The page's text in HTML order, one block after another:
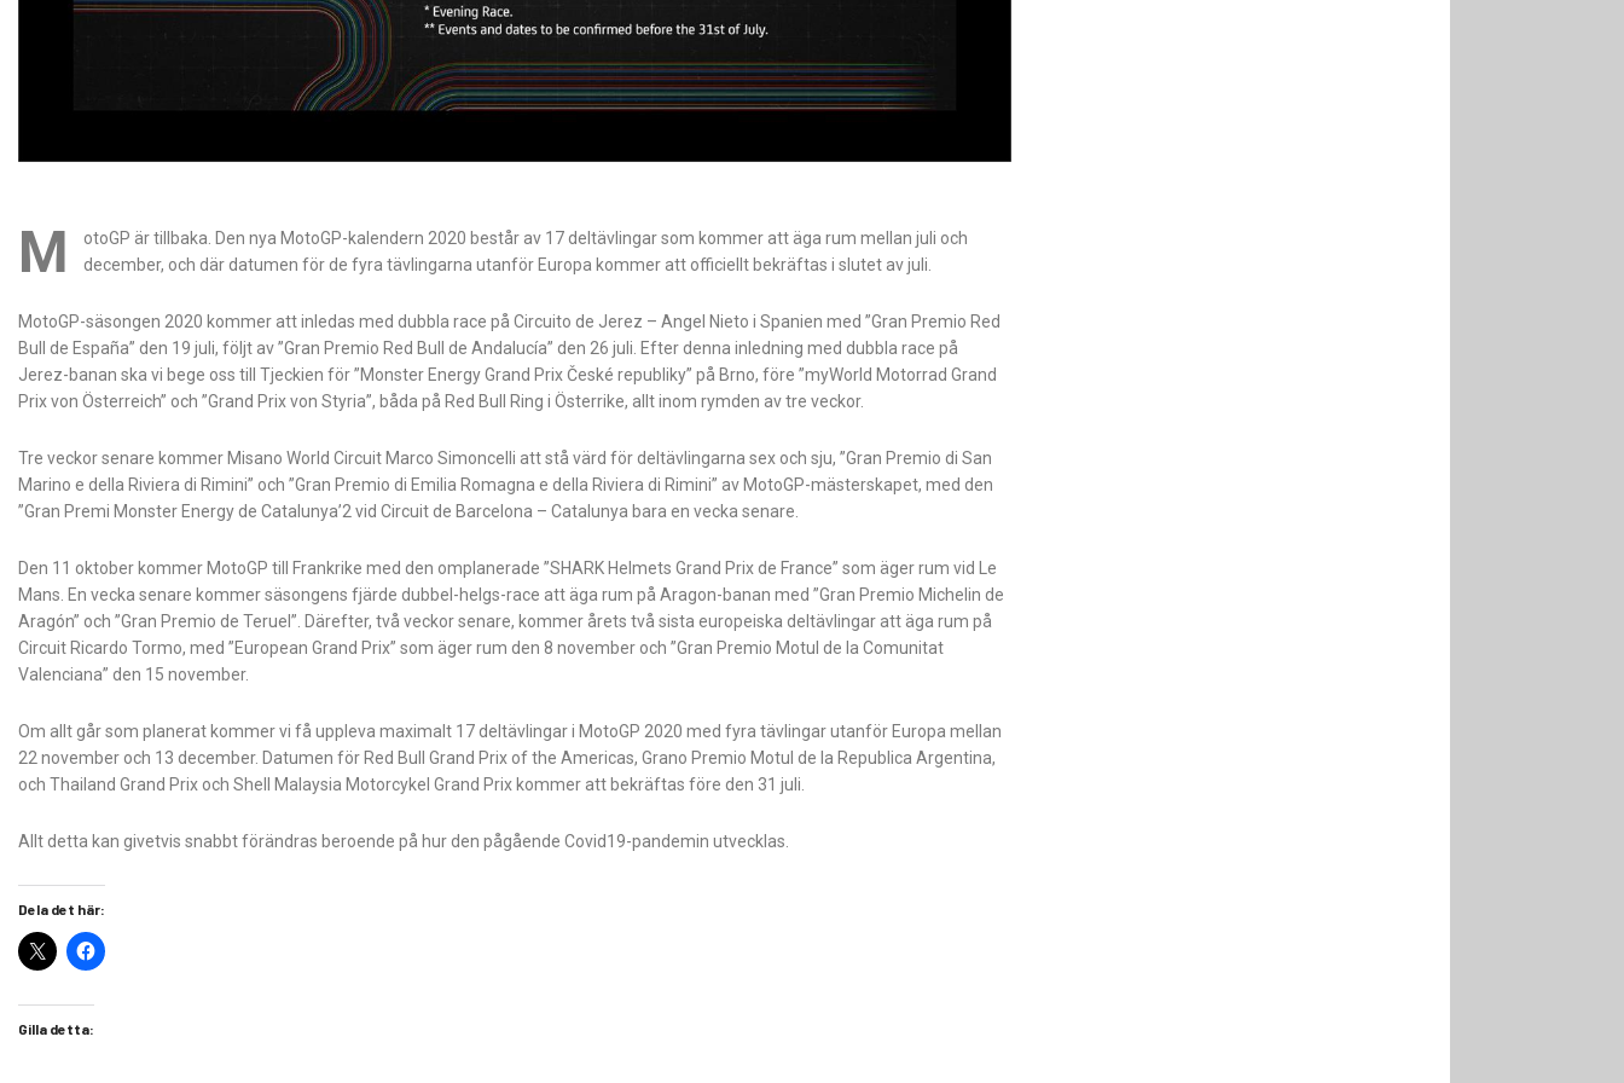
M
otoGP är tillbaka. Den nya MotoGP-kalendern 2020 består av 17 deltävlingar som kommer att äga rum mellan juli och
december, och där datumen för de fyra tävlingarna utanför Europa kommer att officiellt bekräftas i slutet av juli.
MotoGP-säsongen 2020 kommer att inledas med dubbla race på Circuito de Jerez – Angel Nieto i Spanien med ”Gran Premio Red
Bull de España” den 19 juli, följt av ”Gran Premio Red Bull de Andalucía” den 26 juli. Efter denna inledning med dubbla race på
Jerez-banan ska vi bege oss till Tjeckien för ”Monster Energy Grand Prix České republiky” på Brno, före ”myWorld Motorrad Grand
Prix von Österreich” och ”Grand Prix von Styria”, båda på Red Bull Ring i Österrike, allt inom rymden av tre veckor.
Tre veckor senare kommer Misano World Circuit Marco Simoncelli att stå värd för deltävlingarna sex och sju, ”Gran Premio di San
Marino e della Riviera di Rimini” och ”Gran Premio di Emilia Romagna e della Riviera di Rimini” av MotoGP-mästerskapet, med den
”Gran Premi Monster Energy de Catalunya’2 vid Circuit de Barcelona – Catalunya bara en vecka senare.
Den 11 oktober kommer MotoGP till Frankrike med den omplanerade ”SHARK Helmets Grand Prix de France” som äger rum vid Le
Mans. En vecka senare kommer säsongens fjärde dubbel-helgs-race att äga rum på Aragon-banan med ”Gran Premio Michelin de
Aragón” och ”Gran Premio de Teruel”. Därefter, två veckor senare, kommer årets två sista europeiska deltävlingar att äga rum på
Circuit Ricardo Tormo, med ”European Grand Prix” som äger rum den 8 november och ”Gran Premio Motul de la Comunitat
Valenciana” den 15 november.
Om allt går som planerat kommer vi få uppleva maximalt 17 deltävlingar i MotoGP 2020 med fyra tävlingar utanför Europa mellan
22 november och 13 december. Datumen för Red Bull Grand Prix of the Americas, Grano Premio Motul de la Republica Argentina,
och Thailand Grand Prix och Shell Malaysia Motorcykel Grand Prix kommer att bekräftas före den 31 juli.
Allt detta kan givetvis snabbt förändras beroende på hur den pågående Covid19-pandemin utvecklas.
Dela det här:
Gilla detta: